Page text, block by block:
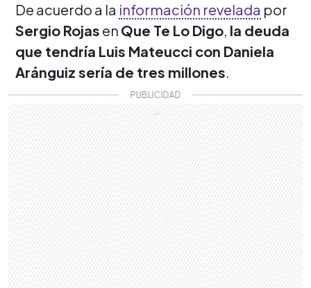
De acuerdo a la información revelada por
Sergio Rojas en Que Te Lo Digo, la deuda
que tendría Luis Mateucci con Daniela
Aránguiz sería de tres millones.